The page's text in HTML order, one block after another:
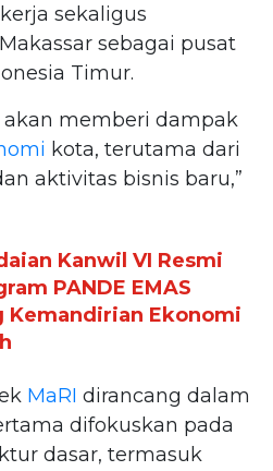
sekaligus
sebagai pusat
Timur.
akan memberi dampak
kota, terutama dari
aktivitas bisnis baru,”
Kanwil VI Resmi
PANDE EMAS
Kemandirian Ekonomi
MaRI dirancang dalam
difokuskan pada
dasar, termasuk